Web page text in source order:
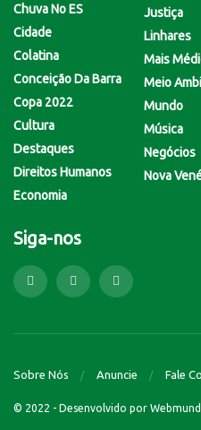
Chuva No ES
Cidade
Colatina
Conceição Da Barra
Copa 2022
Cultura
Destaques
Direitos Humanos
Economia
Justiça
Linhares
Mais
Meio
Mundo
Música
Negócios
Nova
Siga-nos
Sobre Nós Anuncie Fale
© 2022 - Desenvolvido por